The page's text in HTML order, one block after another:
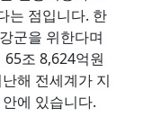
는 점입니다. 한
군을 위한다며
조 8,624억원
해 전세계가 지
에 있습니다.